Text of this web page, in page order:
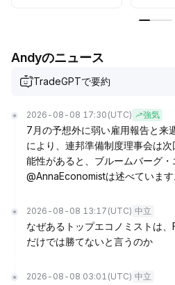
Andyのニュース
TradeGPTで要約
2026-08-08 17:30 (UTC) 強気
7月の予想外に弱い雇用報告と来
により、連邦準備制度理事会は
能性があると、ブルームバーグ
@AnnaEconomistは述べています
2026-08-08 13:17 (UTC) 中立
なぜあるトップエコノミストは
だけでは勝てないと言うのか
2026-08-08 03:01 (UTC) 中立